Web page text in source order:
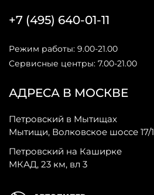
АДРЕСА В МОСКВЕ
Петровский в Мытищах
Мытищи, Волковское шоссе 17/1
Петровский на Каширке
МКАД, 23 км, вл 3
+7 (495) 640-01-11
Режим работы: 9.00-21.00
Сервисные центры: 7.00-21.00